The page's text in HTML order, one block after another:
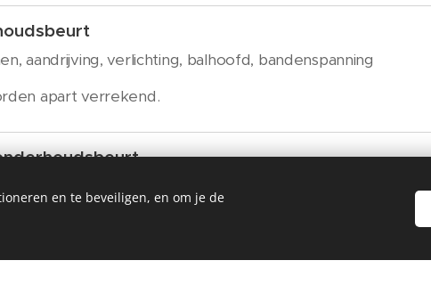
aandrijving, verlichting, balhoofd, bandenspanning
apart verrekend.
en te beveiligen, en om je de